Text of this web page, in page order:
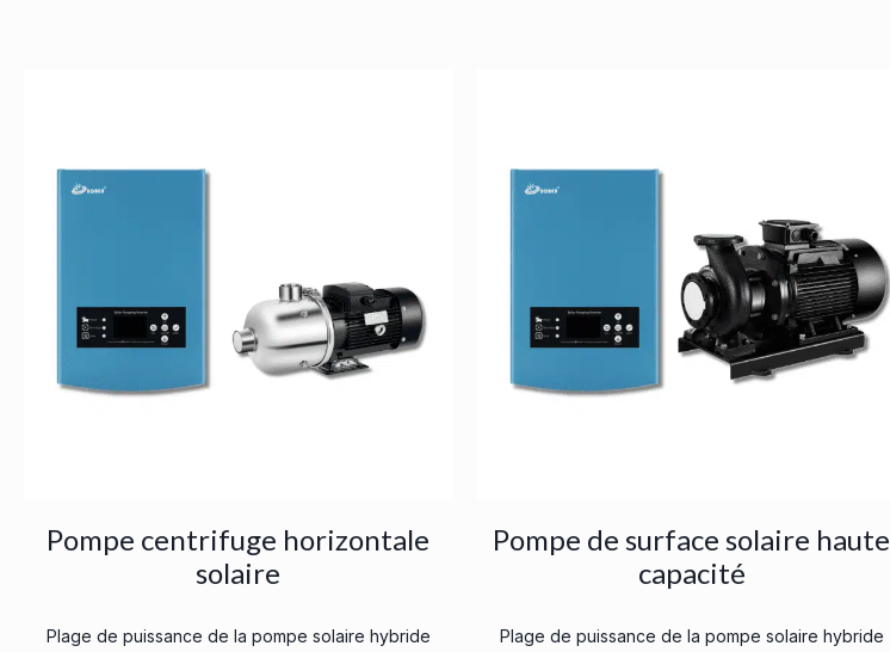
Pompe centrifuge horizontale
solaire
Plage de puissance de la pompe solaire hybride
Pompe de surface solaire haute
capacité
Plage de puissance de la pompe solaire hybride